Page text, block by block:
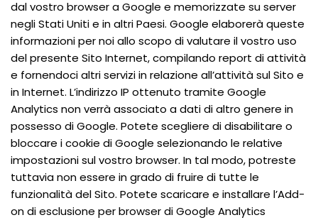
dal vostro browser a Google e memorizzate su server
negli Stati Uniti e in altri Paesi. Google elaborerà queste
informazioni per noi allo scopo di valutare il vostro uso
del presente Sito Internet, compilando report di attività
e fornendoci altri servizi in relazione all’attività sul Sito e
in Internet. L’indirizzo IP ottenuto tramite Google
Analytics non verrà associato a dati di altro genere in
possesso di Google. Potete scegliere di disabilitare o
bloccare i cookie di Google selezionando le relative
impostazioni sul vostro browser. In tal modo, potreste
tuttavia non essere in grado di fruire di tutte le
funzionalità del Sito. Potete scaricare e installare l’Add-
on di esclusione per browser di Google Analytics